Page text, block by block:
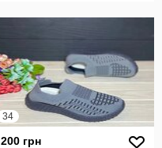
34
200 грн